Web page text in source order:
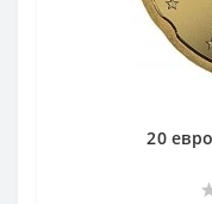
20